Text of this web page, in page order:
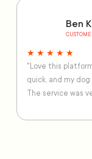
Ben
★ ★ ★ ★ ★
"Love this
quick, and my
The service was